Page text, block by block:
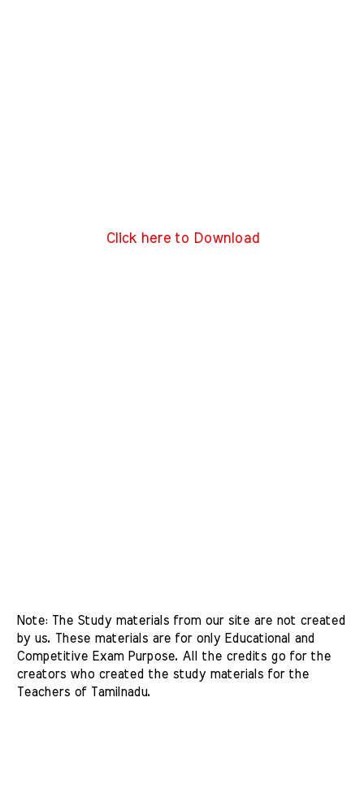
Click here to Download
Note: The Study materials from our site are not created
by us. These materials are for only Educational and
Competitive Exam Purpose. All the credits go for the
creators who created the study materials for the
Teachers of Tamilnadu.